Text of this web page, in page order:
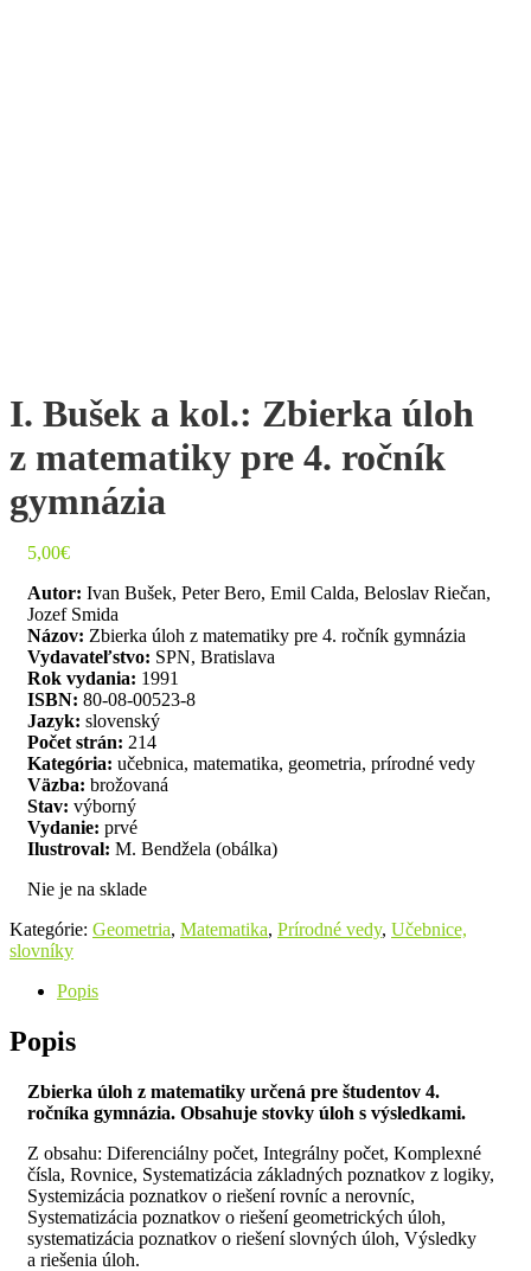
I. Bušek a kol.: Zbierka úloh
z matematiky pre 4. ročník
gymnázia
5,00€
Autor: Ivan Bušek, Peter Bero, Emil Calda, Beloslav Riečan,
Jozef Smida
Názov: Zbierka úloh z matematiky pre 4. ročník gymnázia
Vydavateľstvo: SPN, Bratislava
Rok vydania: 1991
ISBN: 80-08-00523-8
Jazyk: slovenský
Počet strán: 214
Kategória: učebnica, matematika, geometria, prírodné vedy
Väzba: brožovaná
Stav: výborný
Vydanie: prvé
Ilustroval: M. Bendžela (obálka)
Nie je na sklade
Kategórie: Geometria, Matematika, Prírodné vedy, Učebnice,
slovníky
Popis
Popis
Zbierka úloh z matematiky určená pre študentov 4.
ročníka gymnázia. Obsahuje stovky úloh s výsledkami.
Z obsahu: Diferenciálny počet, Integrálny počet, Komplexné
čísla, Rovnice, Systematizácia základných poznatkov z logiky,
Systemizácia poznatkov o riešení rovníc a nerovníc,
Systematizácia poznatkov o riešení geometrických úloh,
systematizácia poznatkov o riešení slovných úloh, Výsledky
a riešenia úloh.